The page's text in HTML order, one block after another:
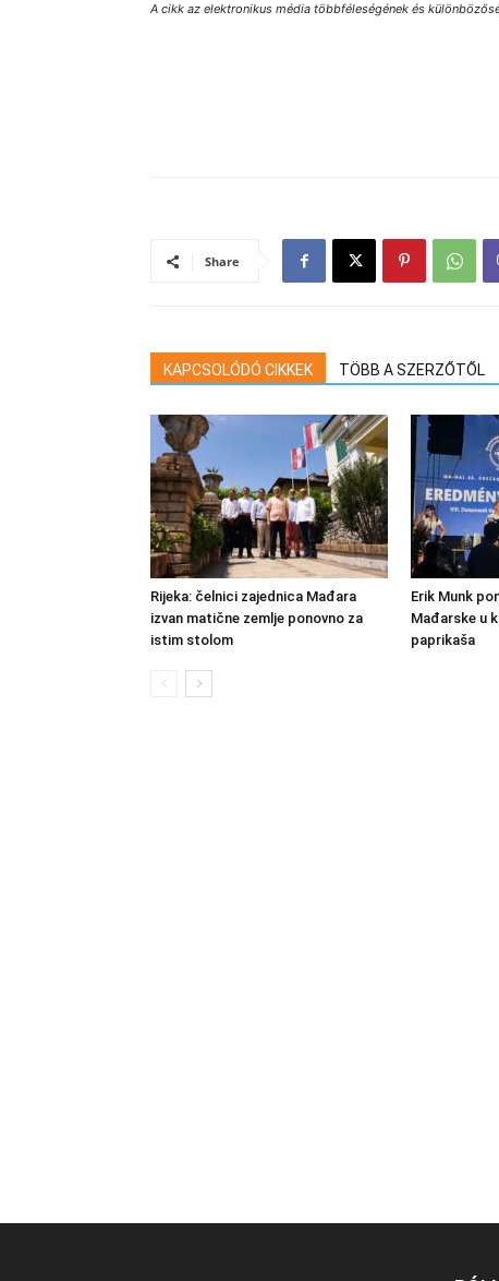
A cikk az elektronikus média többféleségének és
Share
KAPCSOLÓDÓ CIKKEK TÖBB A SZERZŐTŐL
Rijeka: čelnici zajednica Mađara
izvan matične zemlje ponovno za
istim stolom
Erik Munk
Mađarske u
paprikaša